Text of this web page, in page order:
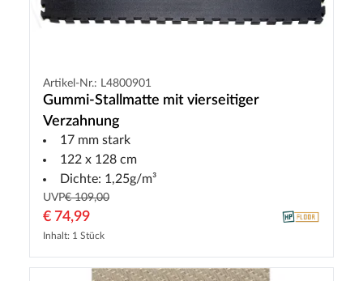
Artikel-Nr.: L4800901
Gummi-Stallmatte mit vierseitiger
Verzahnung
17 mm stark
122 x 128 cm
Dichte: 1,25g/m³
UVP€ 109,00
€ 74,99
Inhalt: 1 Stück